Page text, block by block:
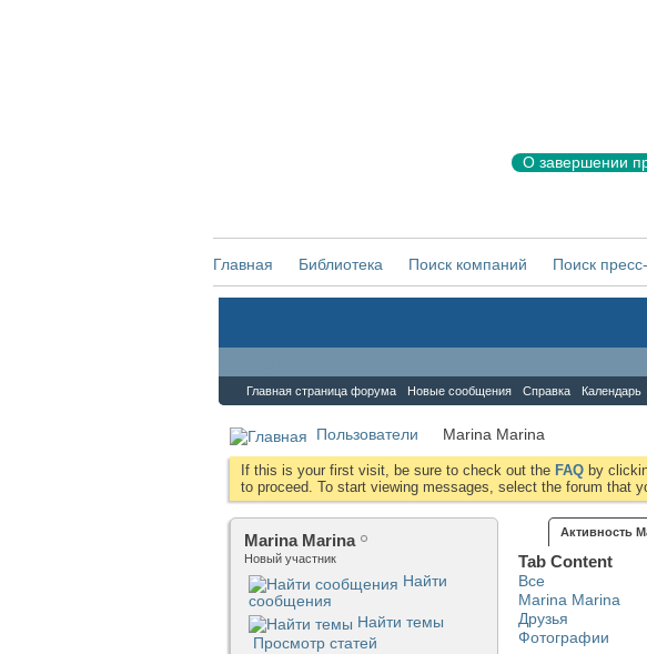
О завершении
Главная Библиотека Поиск компаний Поиск
Главная страница форума Новые сообщения Справка Календарь
Пользователи Marina Marina
If this is your first visit, be sure to check out the FAQ by
to proceed. To start viewing messages, select the forum that
Marina Marina
Новый участник
Найти
сообщения
Найти темы
Просмотр статей
Активность
Tab Content
Все
Marina Marina
Друзья
Фотографии